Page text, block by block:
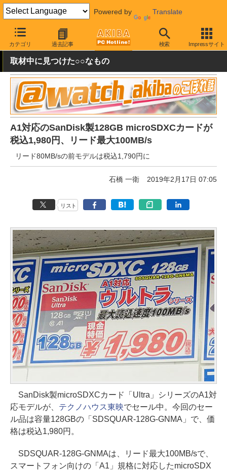
Powered by Translate
カテゴリ 過去記事 検索 Impressサイト
AKIBA PC Hotline! 秋葉原情報 価格情報 特価情報
取材中に見つけた○○なもの
A1対応のSanDisk製128GB microSDXCカードが
税込1,980円、リード最大100MB/s
リード80MB/sの前モデルは税込1,790円に
石橋 一衛 2019年2月17日 07:05
リスト
SanDisk製microSDXCカード「Ultra」シリーズのA1対
応モデルが、 テクノハウス東映でセール中。今回のセー
ル品は容量128GBの「SDSQUAR-128G-GNMA」で、価
格は税込1,980円。
SDSQUAR-128G-GNMAは、リード最大100MB/sで、
スマートフォン向けの「A1」規格に対応したmicroSDX